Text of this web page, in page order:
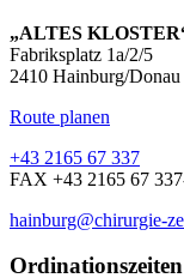
„ALTES
Fabriksplatz 1a/2/5
2410 Hainburg/Donau
Route planen
+43 2165 67 337
FAX +43 2165 67
hainburg@chirurgie-